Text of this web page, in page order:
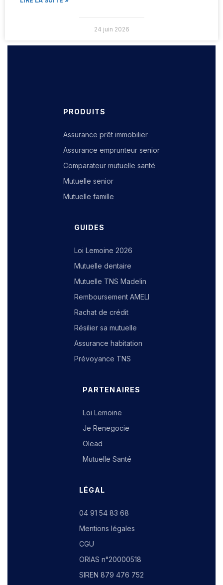
24 juin 2026
PRODUITS
Assurance prêt immobilier
Assurance emprunteur senior
Comparateur mutuelle santé
Mutuelle senior
Mutuelle famille
GUIDES
Loi Lemoine 2026
Mutuelle dentaire
Mutuelle TNS Madelin
Remboursement AMELI
Rachat de crédit
Résilier sa mutuelle
Assurance habitation
Prévoyance TNS
PARTENAIRES
Loi Lemoine
Je Renegocie
Olead
Mutuelle Santé
LÉGAL
04 91 54 83 68
Mentions légales
CGU
ORIAS n°20000518
SIREN 879 476 752